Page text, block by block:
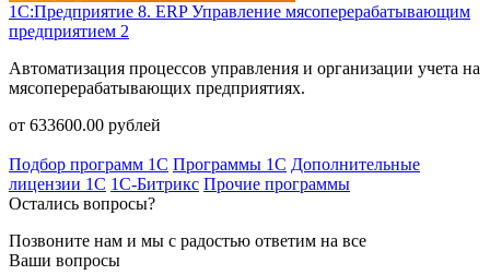
1С:Предприятие 8. ERP Управление мясоперерабатывающим
предприятием 2
Автоматизация процессов управления и организации учета на
мясоперерабатывающих предприятиях.
от 633600.00 рублей
Подбор программ 1С Программы 1С Дополнительные
лицензии 1С 1С-Битрикс Прочие программы
Остались вопросы?
Позвоните нам и мы с радостью ответим на все
Ваши вопросы